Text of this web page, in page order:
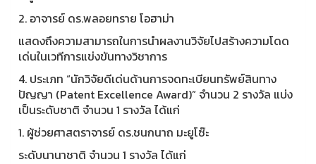
2. อาจารย์ ดร.พลอยทราย โอฮาม่า
แสดงถึงความสามารถในการนำผลงานวิจัยไปสร้างความโดด
เด่นในเวทีการแข่งขันทางวิชาการ
4. ประเภท “นักวิจัยดีเด่นด้านการจดทะเบียนทรัพย์สินทาง
ปัญญา (Patent Excellence Award)” จำนวน 2 รางวัล แบ่ง
เป็นระดับชาติ จำนวน 1 รางวัล ได้แก่
1. ผู้ช่วยศาสตราจารย์ ดร.ชนกนาถ มะยูโซ๊ะ
ระดับนานาชาติ จำนวน 1 รางวัล ได้แก่